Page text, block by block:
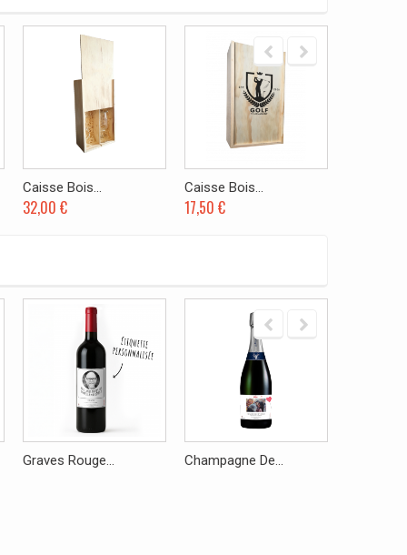
Caisse Bois...
32,00 €
Caisse Bois...
17,50 €
Graves Rouge... Champagne De...